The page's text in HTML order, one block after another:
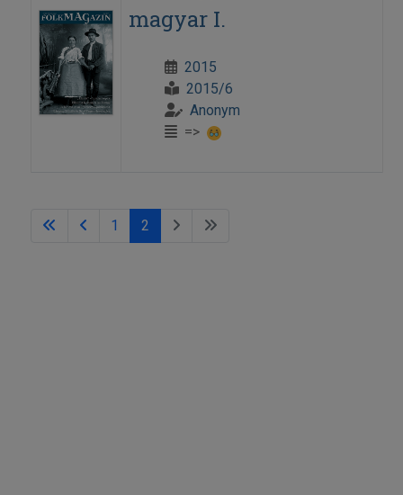
magyar I.
2015
2015/6
Anonym
=>
1 2